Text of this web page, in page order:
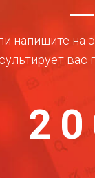
напишите на